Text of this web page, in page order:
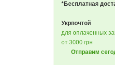
*Бесплатная
Укрпочтой
для оплаченных
от 3000 грн
Отправим